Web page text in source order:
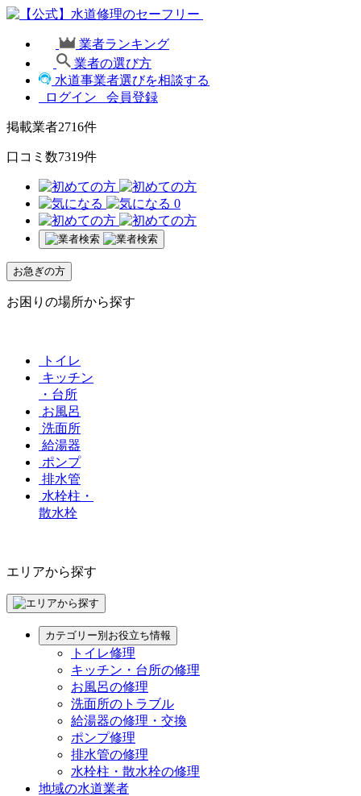
業者ランキング
業者の選び方
水道事業者選びを相談する
ログイン
会員登録
掲載業者2716件
口コミ数7319件
0
お急ぎの方
お困りの場所から探す
トイレ
キッチン
・台所
お風呂
洗面所
給湯器
ポンプ
排水管
水栓柱・
散水栓
エリアから探す
カテゴリー別お役立ち情報
トイレ修理
キッチン・台所の修理
お風呂の修理
洗面所のトラブル
給湯器の修理・交換
ポンプ修理
排水管の修理
水栓柱・散水栓の修理
地域の水道業者